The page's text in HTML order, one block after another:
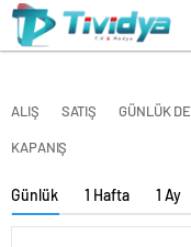
evden
eve
nakliyat
ALIŞ
SATIŞ GÜNLÜK
KAPANIŞ
Günlük 1 Hafta 1 Ay